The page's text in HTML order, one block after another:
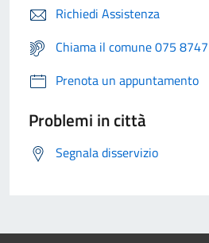
Richiedi Assistenza
Chiama il comune 075
Prenota un appuntamento
Problemi in città
Segnala disservizio